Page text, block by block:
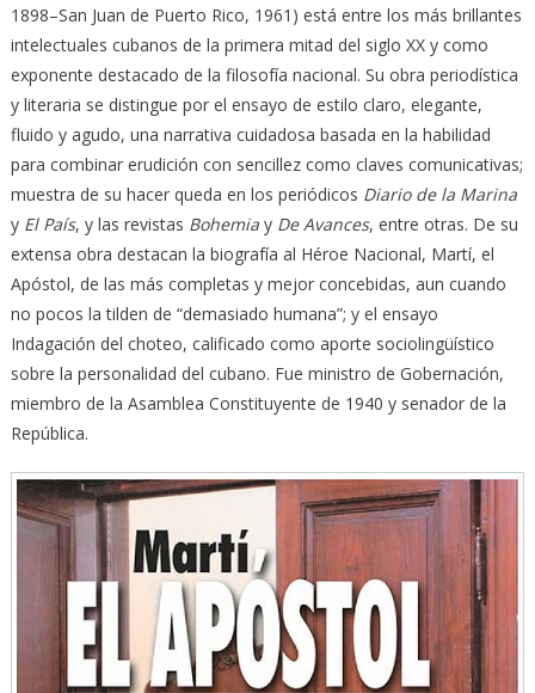
1898–San Juan de Puerto Rico, 1961) está entre los más brillantes
intelectuales cubanos de la primera mitad del siglo XX y como
exponente destacado de la filosofía nacional. Su obra periodística
y literaria se distingue por el ensayo de estilo claro, elegante,
fluido y agudo, una narrativa cuidadosa basada en la habilidad
para combinar erudición con sencillez como claves comunicativas;
muestra de su hacer queda en los periódicos Diario de la Marina
y El País, y las revistas Bohemiay De Avances, entre otras. De su
extensa obra destacan la biografía al Héroe Nacional, Martí, el
Apóstol, de las más completas y mejor concebidas, aun cuando
no pocos la tilden de “demasiado humana”; y el ensayo
Indagación del choteo, calificado como aporte sociolingüístico
sobre la personalidad del cubano. Fue ministro de Gobernación,
miembro de la Asamblea Constituyente de 1940 y senador de la
República.